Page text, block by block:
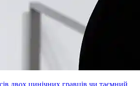
двох цинічних гравців чи таємний